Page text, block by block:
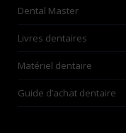
Dental Master
Livres dentaires
Matériel dentaire
Guide d’achat dentaire